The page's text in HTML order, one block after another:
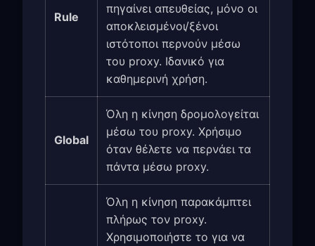
Rule
πηγαίνει απευθείας, μόνο οι
αποκλεισμένοι/ξένοι
ιστότοποι περνούν μέσω
του proxy. Ιδανικό για
καθημερινή χρήση.
Global
Όλη η κίνηση δρομολογείται
μέσω του proxy. Χρήσιμο
όταν θέλετε να περνάει τα
πάντα μέσω proxy.
Όλη η κίνηση παρακάμπτει
πλήρως τον proxy.
Χρησιμοποιήστε το για να